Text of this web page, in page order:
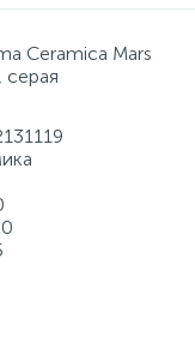
Ceramica Mars